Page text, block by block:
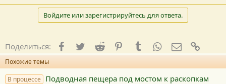
Войдите или зарегистрируйтесь для ответа.
Поделиться: Facebook
TwitterReddit PinterestTumblrWhatsApp
E-mail
Похожие темы
В процессе Подводная пещера под мостом к раскопкам